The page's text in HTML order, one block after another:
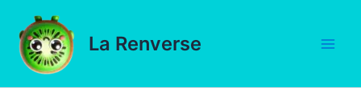
contenu
La Renverse